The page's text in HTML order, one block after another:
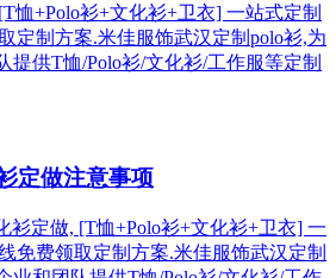
恤+Polo衫+文化衫+卫衣] 一站式定制
定制方案.米佳服饰武汉定制polo衫,为
提供T恤/Polo衫/文化衫/工作服等定制
定做注意事项
衫定做, [T恤+Polo衫+文化衫+卫衣] 一
免费领取定制方案.米佳服饰武汉定制